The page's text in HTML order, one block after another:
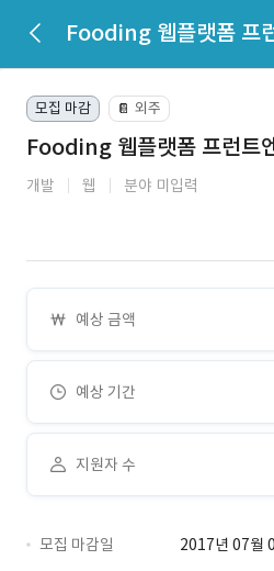
모집 마감 📔 외주
Fooding 웹플랫폼 프런트
개발 웹 분야 미입력
예상 금액
예상 기간
지원자 수
모집 마감일
2017년 07월